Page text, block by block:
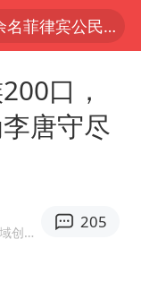
7月份居民消费价格指数保持温和上涨
奖名单公布
外交部：藏南地区是中国领土
级地震
口，
唐守尽
·优质历史领域创作者
205